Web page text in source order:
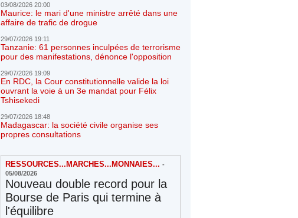
03/08/2026 20:00
Maurice: le mari d'une ministre arrêté dans une
affaire de trafic de drogue
29/07/2026 19:11
Tanzanie: 61 personnes inculpées de terrorisme
pour des manifestations, dénonce l'opposition
29/07/2026 19:09
En RDC, la Cour constitutionnelle valide la loi
ouvrant la voie à un 3e mandat pour Félix
Tshisekedi
29/07/2026 18:48
Madagascar: la société civile organise ses
propres consultations
RESSOURCES...MARCHES...MONNAIES... -
05/08/2026
Nouveau double record pour la
Bourse de Paris qui termine à
l'équilibre